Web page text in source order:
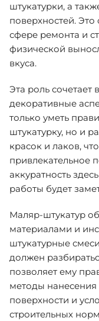
штукатурки, а
поверхностей.
сфере ремонта и
физической
вкуса.
Эта роль сочетает
декоративные
только уметь
штукатурку, но и
красок и лаков,
привлекательное
аккуратность
работы будет
Маляр-штукатур
материалами и
штукатурные
должен
позволяет ему
методы нанесения
поверхности и
строительных